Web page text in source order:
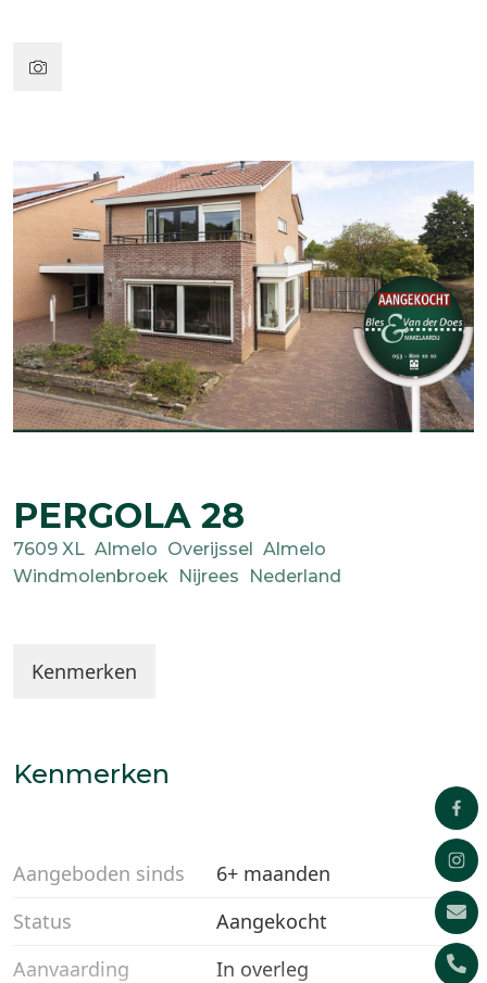
PERGOLA 28
7609 XL Almelo Overijssel Almelo
Windmolenbroek Nijrees Nederland
Kenmerken
Kenmerken
Aangeboden sinds
6+ maanden
Status
Aangekocht
Aanvaarding
In overleg